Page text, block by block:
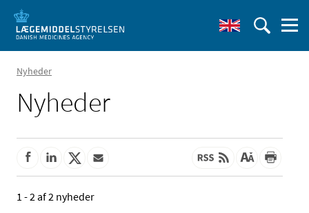
Nyheder
Nyheder
1 - 2 af 2 nyheder